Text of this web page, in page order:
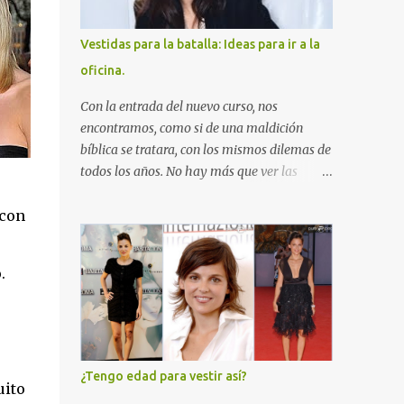
y sigo sin verme aceptable. Y me extraño
porque son conjuntos que ya he llevado muy
a gusto en otras ocasiones. Y después de
pasarme un buen rato tratando de
identificar el motivo, de pronto me he dado
cuenta del problema: El pelo. La culpa de mi
indecisión e inseguridad la tiene el pelo.
Ahora lo veo claro. Creo que pierdo
precisamente. Cuando era adolescente,
recuerdo que llevaba el pelo algo
enmarañado y con laca, para hacerme un
poco...
Vestidas para la batalla: Ideas para ir a la
oficina.
Con la entrada del nuevo curso, nos
encontramos, como si de una maldición
bíblica se tratara, con los mismos dilemas de
todos los años. No hay más que ver las
cíclicos y no cambian por muchos años que
vayamos sumando: en primavera toca la
lucha contra los michelines; en verano, la
operación biquini y el eterno "qué meto en la
maleta"; con el invierno, las dietas para
contrarrestar los efectos de los excesos
navideños...y con el otoño, cómo no, la
pregunta del millón: qué me pongo para ir a
¿Tengo edad para vestir así?